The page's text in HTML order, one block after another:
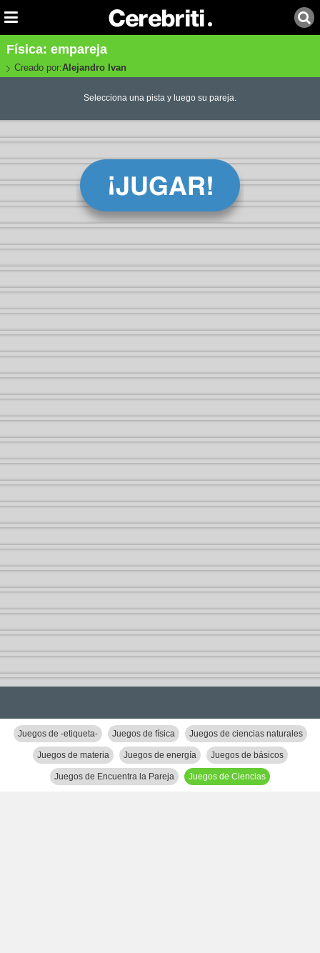
Física: empareja
Creado por:Alejandro Ivan
Selecciona una pista y luego su pareja.
Juegos de -etiqueta- Juegos de física Juegos de ciencias naturales
Juegos de materia Juegos de energía Juegos de básicos
Juegos de Encuentra la Pareja Juegos de Ciencias